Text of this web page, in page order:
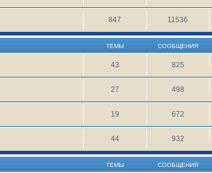
847 11536
ТЕМЫ СООБЩЕНИЯ
43 825
27 498
19 672
44 932
ТЕМЫ СООБЩЕНИЯ